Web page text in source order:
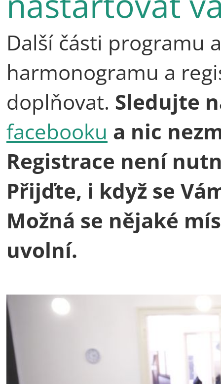
Další části programu
harmonogramu a
doplňovat. Sledujte
facebooku a nic
Registrace není
Přijďte, i když se
Možná se nějaké
uvolní.